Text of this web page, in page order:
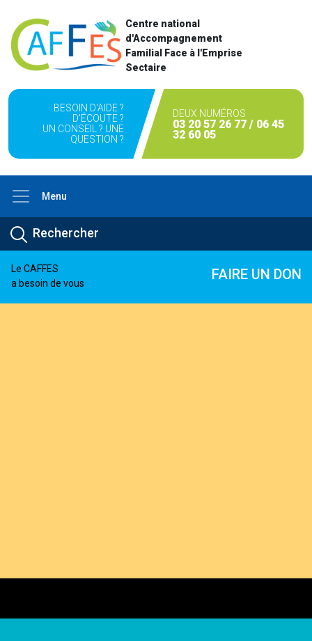
Centre national
d'Accompagnement
Familial Face à l'Emprise
Sectaire
BESOIN D'AIDE ?
D'ÉCOUTE ?
UN CONSEIL ? UNE
QUESTION ?
DEUX NUMÉROS
03 20 57 26 77 / 06 45
32 60 05
Menu
Le CAFFES
a besoin de vous
FAIRE UN DON